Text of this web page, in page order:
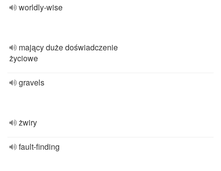
worldly-wise
mający duże doświadczenie
życiowe
gravels
żwiry
fault-finding